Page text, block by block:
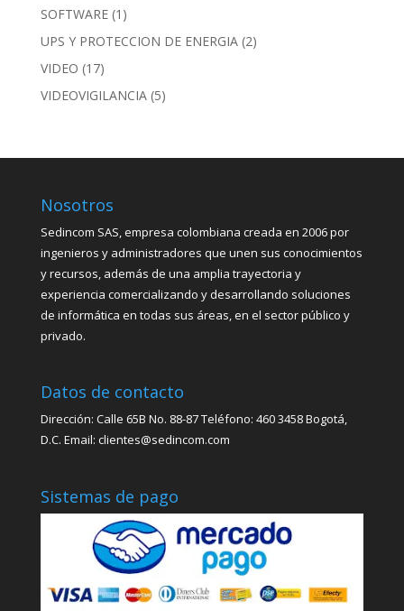
SOFTWARE (1)
UPS Y PROTECCION DE ENERGIA (2)
VIDEO (17)
VIDEOVIGILANCIA (5)
Nosotros
Sedincom SAS, empresa colombiana creada en 2006 por
ingenieros y administradores que unen sus conocimientos
y recursos, además de una amplia trayectoria y
experiencia comercializando y desarrollando soluciones
de informática en todas sus áreas, en el sector público y
privado.
Datos de contacto
Dirección: Calle 65B No. 88-87 Teléfono: 460 3458 Bogotá,
D.C. Email: clientes@sedincom.com
Sistemas de pago